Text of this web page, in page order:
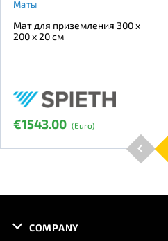
Маты
Мат для приземления 300 x
200 x 20 см
€1543.00 (Euro)
COMPANY